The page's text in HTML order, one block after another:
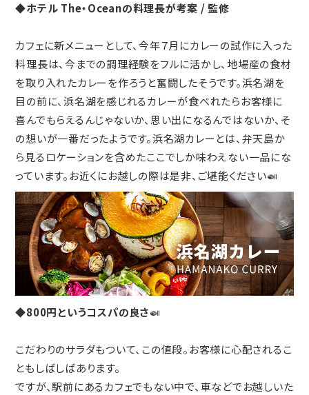
◆ホテル The・Oceanの料理長が考案 / 監修
カフェに新メニューとして、今年７月にカレーの試作に入った
料理長は、今までの調理経験をフルに活かし、地場産の食材
を取り入れたカレーを作ろうと奮闘したそうです。浜名湖を
目の前に、浜名湖を感じれるカレーが食べれたらお客様に
喜んでもらえるんじゃないか、思い出になるんではないか、そ
の想いが一番だったようです。浜名湖カレーとは、弁天島か
ら見るロケーションを含めたここでしか味わえない一品にな
っています。お近くにお越しの際は是非、ご堪能ください🍛
◆800円というコスパの良さ🍛
こだわりのサラダもついて、この値段。お客様に心配されるこ
ともしばしばあります。
ですが、駅前にあるカフェでもない中で、車などでお越しいた